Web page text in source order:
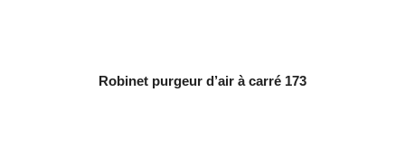
Robinet purgeur d’air à carré 173